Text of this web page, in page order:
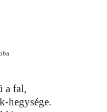
a fal,
hegysége.